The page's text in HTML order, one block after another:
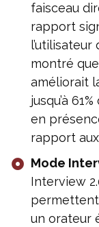
faisceau
rapport
l’utilisateur
montré
améliorait
jusqu’à
en
rapport
Mode
Interview
permettent
un orateur